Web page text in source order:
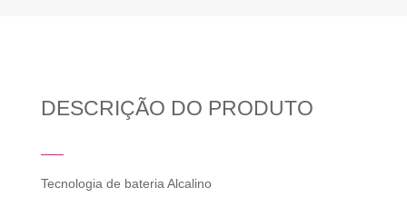
DESCRIÇÃO DO PRODUTO
Tecnologia de bateria Alcalino